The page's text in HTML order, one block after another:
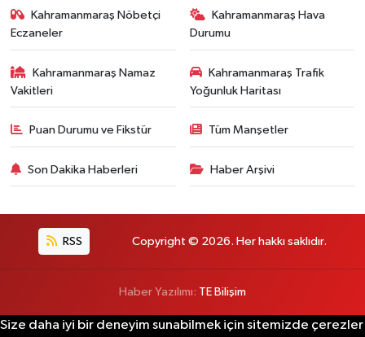
Kahramanmaraş Nöbetçi
Eczaneler
Kahramanmaraş Hava
Durumu
Kahramanmaraş Namaz
Vakitleri
Kahramanmaraş Trafik
Yoğunluk Haritası
Puan Durumu ve Fikstür Tüm Manşetler
Son Dakika Haberleri Haber Arşivi
RSS Copyright © 2026. Her hakkı saklıdır.
Haber Yazılımı: TE Bilişim
Size daha iyi bir deneyim sunabilmek için sitemizde çerezler